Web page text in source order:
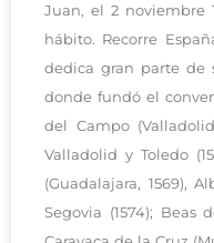
Juan, el 2 noviembre
hábito. Recorre
dedica gran parte de
donde fundó el
del Campo
Valladolid y Toledo
(Guadalajara, 1569),
Segovia (1574); Beas